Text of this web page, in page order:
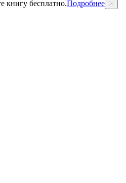
книгу бесплатно.Подробнее